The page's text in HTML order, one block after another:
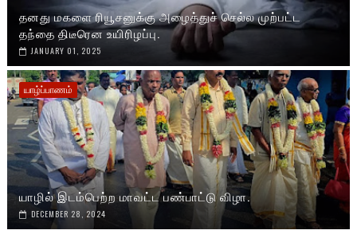
தனது மகளை ரியூசனுக்கு அழைத்துச் செல்ல முற்பட்ட
தந்தை திடீரென உயிரிழப்பு.
JANUARY 01, 2025
யாழ்ப்பாணம்
யாழில் இடம்பெற்ற மாவட்ட பண்பாட்டு விழா.
DECEMBER 28, 2024